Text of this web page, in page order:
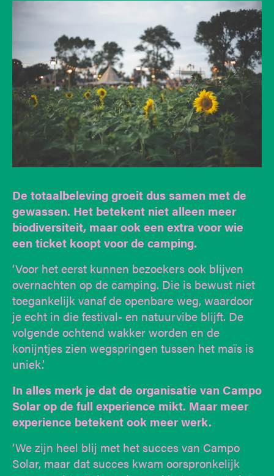
De totaalbeleving groeit dus samen met de
gewassen. Het betekent niet alleen meer
biodiversiteit, maar ook een extra voor wie
een ticket koopt voor de camping.
‘Voor het eerst kunnen bezoekers ook blijven
overnachten op de camping. Die is bewust niet
toegankelijk vanaf de openbare weg, waardoor
je echt in die festival- en natuurvibe blijft. De
volgende ochtend wakker worden en de
konijntjes zien wegspringen tussen het maïs is
uniek.’
In alles merk je dat de organisatie van Campo
Solar op de full experience mikt. Maar meer
experience betekent ook meer werk.
‘We zijn heel blij met het succes van Campo
Solar, maar dat succes kwam oorspronkelijk